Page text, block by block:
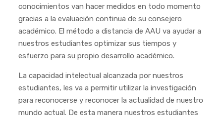
conocimientos van hacer medidos en todo momento
gracias a la evaluación continua de su consejero
académico. El método a distancia de AAU va ayudar a
nuestros estudiantes optimizar sus tiempos y
esfuerzo para su propio desarrollo académico.
La capacidad intelectual alcanzada por nuestros
estudiantes, les va a permitir utilizar la investigación
para reconocerse y reconocer la actualidad de nuestro
mundo actual. De esta manera nuestros estudiantes